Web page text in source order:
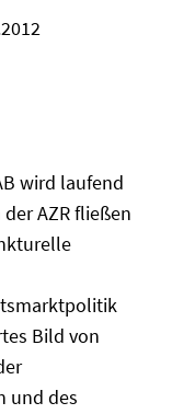
wird laufend
AZR fließen
Bild von
und des